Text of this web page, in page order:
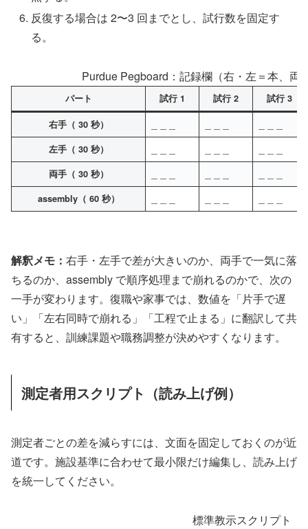
反復する場合は 2〜3 回までとし、試行数を固定す
る。
Purdue Pegboard：記録欄（右・左＝本、両
パート 試行 1 試行 2 試行 3
右手（ 30 秒）
左手（ 30 秒）
両手（ 30 秒）
assembly（ 60 秒）
解釈メモ： 右手・左手で差が大きいのか、両手で一気に落
ちるのか、assembly で順序処理まで崩れるのかで、次の
一手が変わります。復職や家事では、数値を「片手で遅
い」「左右同時で崩れる」「工程で止まる」に翻訳して共
有すると、訓練課題や職務調整が決めやすくなります。
測定者用スクリプト（読み上げ例）
測定者ごとの差を減らすには、文面を固定しておくのが近
道です。施設基準に合わせて最小限だけ編集し、読み上げ
を統一してください。
標準教示スクリプト（